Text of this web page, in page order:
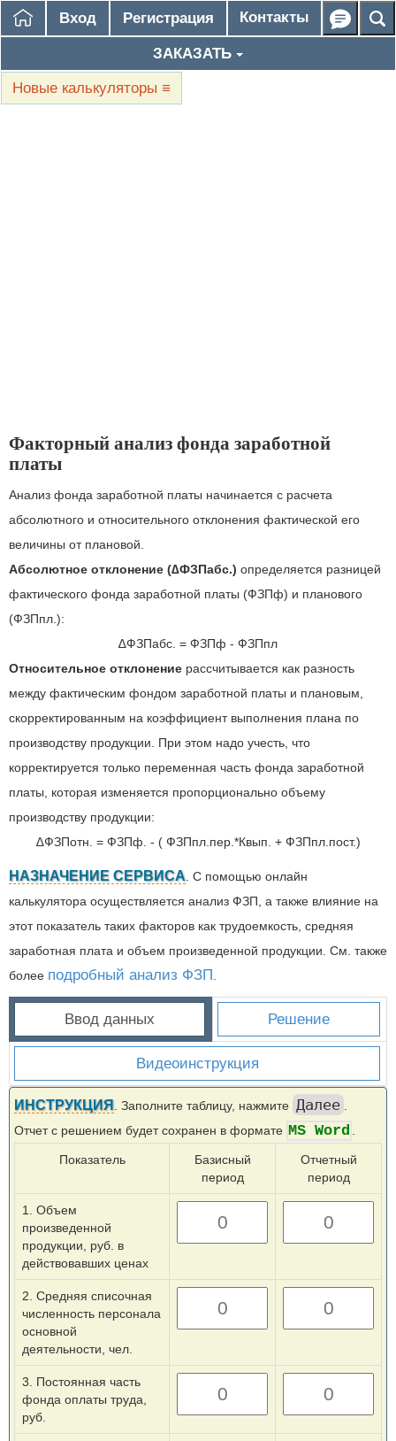
Вход Регистрация Контакты
ЗАКАЗАТЬ
Новые калькуляторы ≡
Факторный анализ фонда заработной
платы
Анализ фонда заработной платы начинается с расчета
абсолютного и относительного отклонения фактической его
величины от плановой.
Абсолютное отклонение (∆ФЗПабс.) определяется разницей
фактического фонда заработной платы (ФЗПф) и планового
(ФЗПпл.):
∆ФЗПабс. = ФЗПф - ФЗПпл
Относительное отклонение рассчитывается как разность
между фактическим фондом заработной платы и плановым,
скорректированным на коэффициент выполнения плана по
производству продукции. При этом надо учесть, что
корректируется только переменная часть фонда заработной
платы, которая изменяется пропорционально объему
производству продукции:
∆ФЗПотн. = ФЗПф. - ( ФЗПпл.пер.*Квып. + ФЗПпл.пост.)
НАЗНАЧЕНИЕ СЕРВИСА . С помощью онлайн
калькулятора осуществляется анализ ФЗП, а также влияние на
этот показатель таких факторов как трудоемкость, средняя
заработная плата и объем произведенной продукции. См. также
более подробный анализ ФЗП
Ввод данных Решение
Видеоинструкция
ИНСТРУКЦИЯ . Заполните таблицу, нажмите Далее
Отчет с решением будет сохранен в формате MS Word
Показатель
Базисный
период
Отчетный
период
1. Объем
произведенной
продукции, руб. в
действовавших ценах
2. Средняя списочная
численность персонала
основной
деятельности, чел.
3. Постоянная часть
фонда оплаты труда,
руб.